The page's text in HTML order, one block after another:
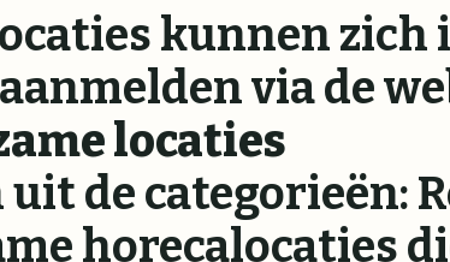
kunnen zich
via de
locaties
de categorieën:
horecalocaties